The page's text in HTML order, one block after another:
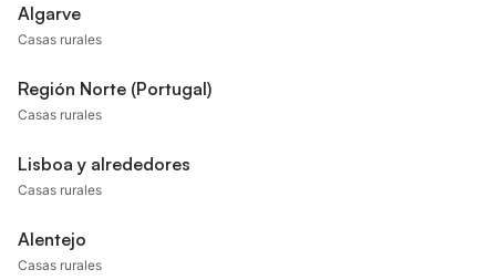
Algarve
Casas rurales
Región Norte (Portugal)
Casas rurales
Lisboa y alrededores
Casas rurales
Alentejo
Casas rurales